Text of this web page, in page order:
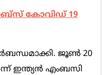
കോവിഡ് 19
ജൂണ്‍ 20
ഇന്ത്യന്‍ എംബസി